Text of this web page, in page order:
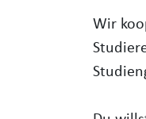
Wir